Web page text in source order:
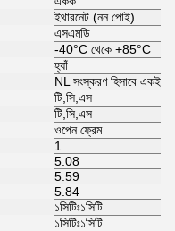
ইথারনেট (নন পোই)
এসএমডি
-40°C থেকে +85°C
হ্যাঁ
NL সংস্করণ হিসাবে একই
টি,সি,এস
টি,সি,এস
ওপেন ফ্রেম
1
5.08
5.59
5.84
১সিটিঃ১সিটি
১সিটিঃ১সিটি